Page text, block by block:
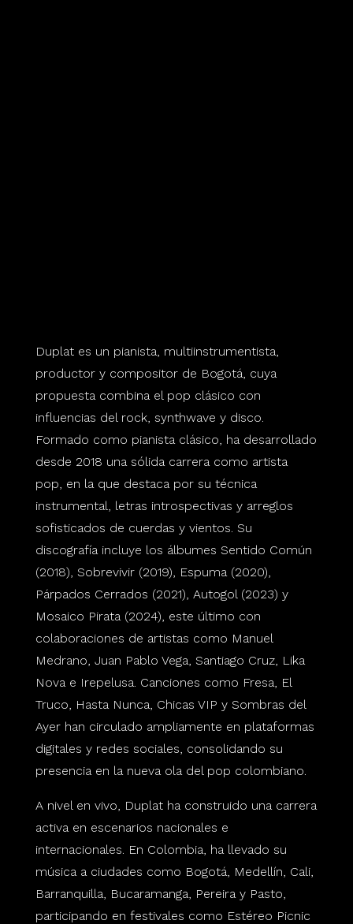
Duplat es un pianista, multiinstrumentista,
productor y compositor de Bogotá, cuya
propuesta combina el pop clásico con
influencias del rock, synthwave y disco.
Formado como pianista clásico, ha desarrollado
desde 2018 una sólida carrera como artista
pop, en la que destaca por su técnica
instrumental, letras introspectivas y arreglos
sofisticados de cuerdas y vientos. Su
discografía incluye los álbumes Sentido Común
(2018), Sobrevivir (2019), Espuma (2020),
Párpados Cerrados (2021), Autogol (2023) y
Mosaico Pirata (2024), este último con
colaboraciones de artistas como Manuel
Medrano, Juan Pablo Vega, Santiago Cruz, Lika
Nova e Irepelusa. Canciones como Fresa, El
Truco, Hasta Nunca, Chicas VIP y Sombras del
Ayer han circulado ampliamente en plataformas
digitales y redes sociales, consolidando su
presencia en la nueva ola del pop colombiano.
A nivel en vivo, Duplat ha construido una carrera
activa en escenarios nacionales e
internacionales. En Colombia, ha llevado su
música a ciudades como Bogotá, Medellín, Cali,
Barranquilla, Bucaramanga, Pereira y Pasto,
participando en festivales como Estéreo Picnic